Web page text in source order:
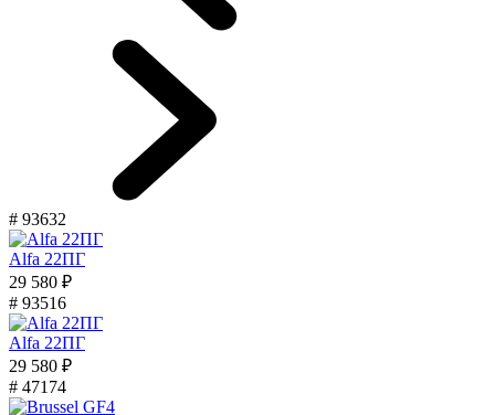
# 93632
Alfa 22ПГ
29 580 ₽
# 93516
Alfa 22ПГ
29 580 ₽
# 47174